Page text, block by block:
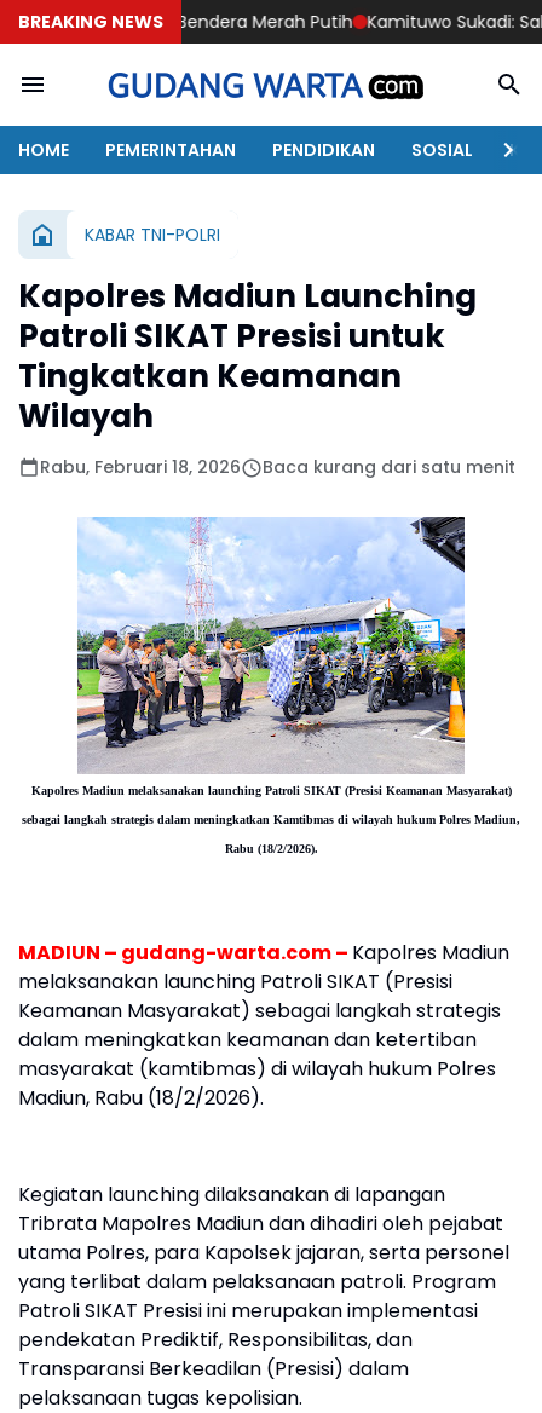
BREAKING NEWS
Bendera Merah Putih Kamituwo Sukadi: Saluran
HOME PEMERINTAHAN PENDIDIKAN SOSIAL
KABAR TNI-POLRI
Kapolres Madiun Launching
Patroli SIKAT Presisi untuk
Tingkatkan Keamanan
Wilayah
Rabu, Februari 18, 2026 Baca kurang dari satu menit
Kapolres Madiun melaksanakan launching Patroli SIKAT (Presisi Keamanan Masyarakat)
sebagai langkah strategis dalam meningkatkan Kamtibmas di wilayah hukum Polres Madiun,
Rabu (18/2/2026).
MADIUN – gudang-warta.com – Kapolres Madiun
melaksanakan launching Patroli SIKAT (Presisi
Keamanan Masyarakat) sebagai langkah strategis
dalam meningkatkan keamanan dan ketertiban
masyarakat (kamtibmas) di wilayah hukum Polres
Madiun, Rabu (18/2/2026).
Kegiatan launching dilaksanakan di lapangan
Tribrata Mapolres Madiun dan dihadiri oleh pejabat
utama Polres, para Kapolsek jajaran, serta personel
yang terlibat dalam pelaksanaan patroli. Program
Patroli SIKAT Presisi ini merupakan implementasi
pendekatan Prediktif, Responsibilitas, dan
Transparansi Berkeadilan (Presisi) dalam
pelaksanaan tugas kepolisian.